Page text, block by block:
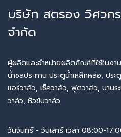
บริษัท สตรอง วิศวกร
จำกัด
ผู้ผลิตและจำหน่ายผลิตภัณฑ์ที่ใช้ในงาน
น้ำชลประทาน ประตูน้ำเหล็กหล่อ, ปร
แอร์วาล์ว, เช็ควาล์ว, ฟุตวาล์ว, บานร
วาล์ว, หัวขับวาล์ว
วันจันทร์ - วันเสาร์ เวลา 08:00-